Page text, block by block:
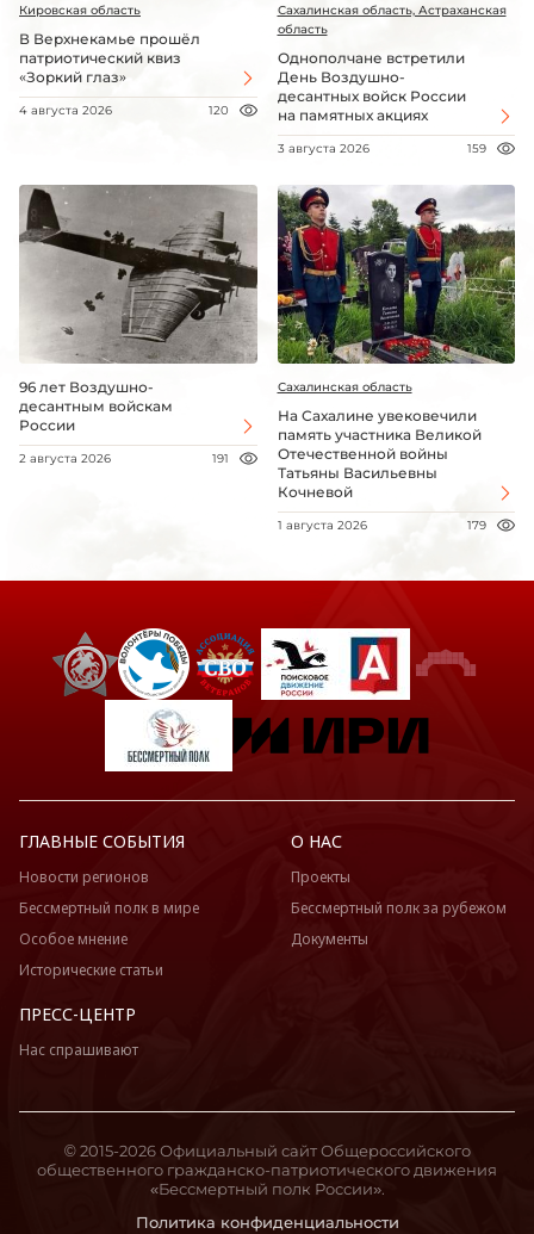
Кировская область
В Верхнекамье прошёл
патриотический квиз
«Зоркий глаз»
4 августа 2026 120
Сахалинская область, Астраханская
область
Однополчане встретили
День Воздушно-
десантных войск России
на памятных акциях
3 августа 2026 159
96 лет Воздушно-
десантным войскам
России
2 августа 2026 191
Сахалинская область
На Сахалине увековечили
память участника Великой
Отечественной войны
Татьяны Васильевны
Кочневой
1 августа 2026 179
ГЛАВНЫЕ СОБЫТИЯ
Новости регионов
Бессмертный полк в мире
Особое мнение
Исторические статьи
О НАС
Проекты
Бессмертный полк за рубежом
Документы
ПРЕСС-ЦЕНТР
Нас спрашивают
Политика конфиденциальности
© 2015-2026 Официальный сайт Общероссийского
общественного гражданско-патриотического движения
«Бессмертный полк России».